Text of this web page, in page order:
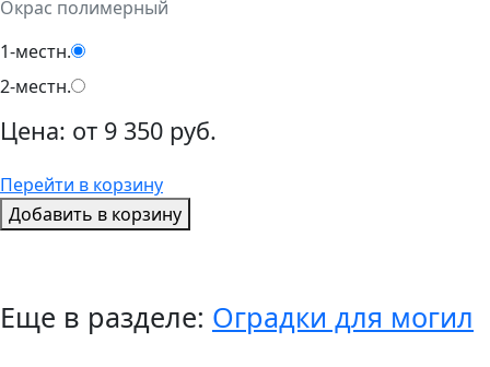
Окрас полимерный
1-местн.
2-местн.
Цена: от 9 350 руб.
Перейти в корзину
Добавить в корзину
Еще в разделе: Оградки для могил